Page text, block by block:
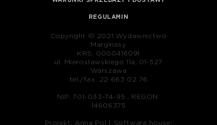
REGULAMIN
Copyright © 2021 Wydawnictwo
Marginesy
KRS: 0000416091
ul. Mierosławskiego 11a, 01-527
Warszawa
tel./fax. 22 663 02 76
NIP: 701-033-74-95 , REGON:
14606375
Projekt: Anna Pol | Software house: